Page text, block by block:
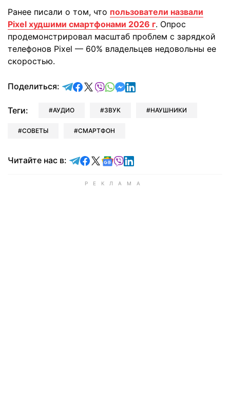
Ранее писали о том, что пользователи назвали
Pixel худшими смартфонами 2026 г. Опрос
продемонстрировал масштаб проблем с зарядкой
телефонов Pixel — 60% владельцев недовольны ее
скоростью.
Поделиться: отправить в Telegram
поделиться в Facebook
поделиться в X
отправить в Viber
отправить в Whatsapp
отправить в Messenger
отправить в LinkedIn
Теги: АУДИО ЗВУК НАУШНИКИ
СОВЕТЫ СМАРТФОН
Читайте нас в: Читайте в Telegram
Читайте в Facebook
Читайте в X
Читайте в Google news
Читайте в Viber
Читайте в LinkedIn